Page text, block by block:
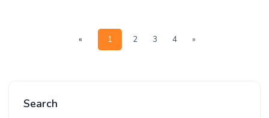
« 1 2 3 4 »
Search